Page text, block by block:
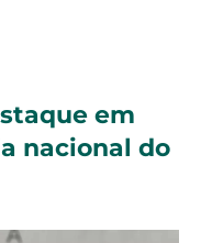
em
nacional do